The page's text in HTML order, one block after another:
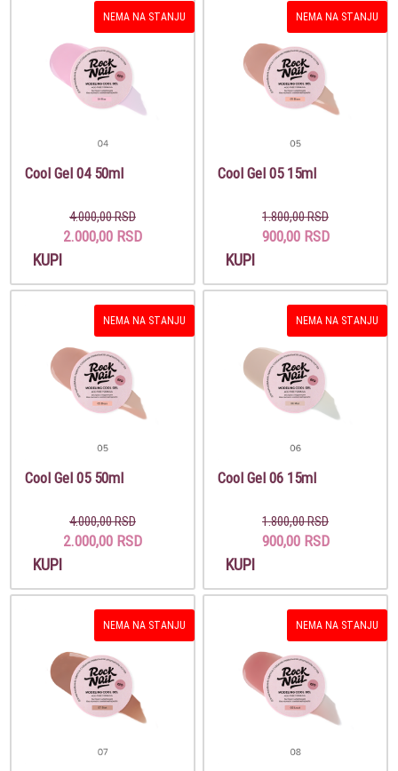
NEMA NA STANJU
Cool Gel 04 50ml
4.000,00 RSD
2.000,00 RSD
KUPI
NEMA NA STANJU
Cool Gel 05 15ml
1.800,00 RSD
900,00 RSD
KUPI
NEMA NA STANJU
Cool Gel 05 50ml
4.000,00 RSD
2.000,00 RSD
KUPI
NEMA NA STANJU
Cool Gel 06 15ml
1.800,00 RSD
900,00 RSD
KUPI
NEMA NA STANJU NEMA NA STANJU